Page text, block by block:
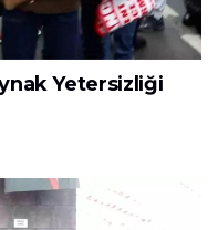
Yetersizliği